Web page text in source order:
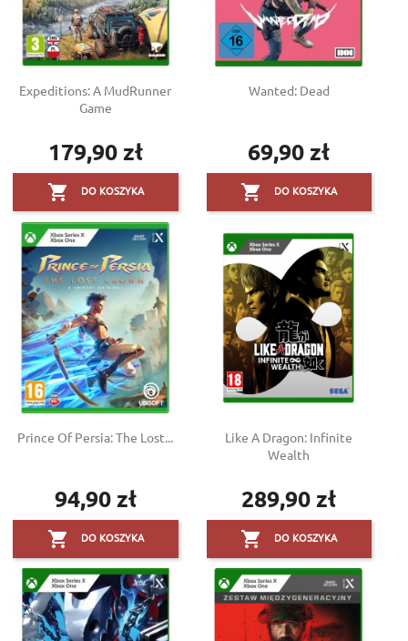
Expeditions: A MudRunner
Game
Cena
179,90 zł
 DO KOSZYKA
Wanted: Dead
Cena
69,90 zł
 DO KOSZYKA
Prince Of Persia: The Lost...
Cena
94,90 zł
 DO KOSZYKA
Like A Dragon: Infinite
Wealth
Cena
289,90 zł
 DO KOSZYKA